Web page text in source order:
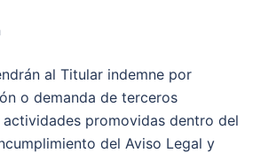
al Titular indemne por
o demanda de terceros
promovidas dentro del
del Aviso Legal y